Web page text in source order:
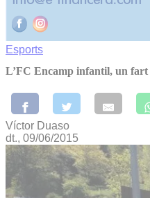
Esports
L’FC Encamp infantil, un fart
Víctor Duaso
dt., 09/06/2015